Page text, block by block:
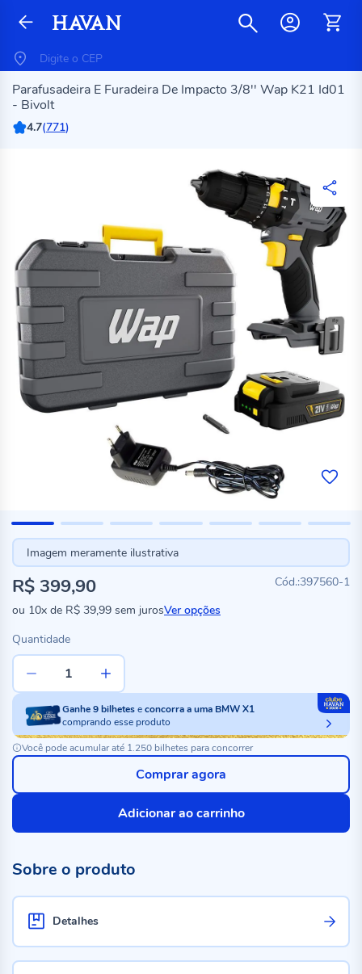
Parafusadeira E Furadeira De Impacto 3/8'' Wap K21 Id01
- Bivolt
4.7(771)
Imagem meramente ilustrativa
397560-1
R$ 399,90
ou 10x de R$ 39,99 sem jurosVer opções
Quantidade
Ganhe9bilheteseconcorra a uma BMW X1
comprando esse produto
Você pode acumular até 1.250 bilhetes para concorrer
Adicionar ao carrinho
Comprar agora
Sobre o produto
Detalhes